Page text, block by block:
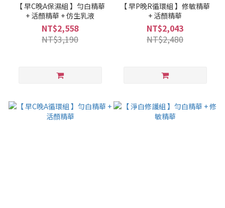
【 早C晚A保濕組 】勻白精華
+ 活顏精華 + 仿生乳液
NT$2,558
NT$3,190
【 早P晚R循環組 】修敏精華
+ 活顏精華
NT$2,043
NT$2,480